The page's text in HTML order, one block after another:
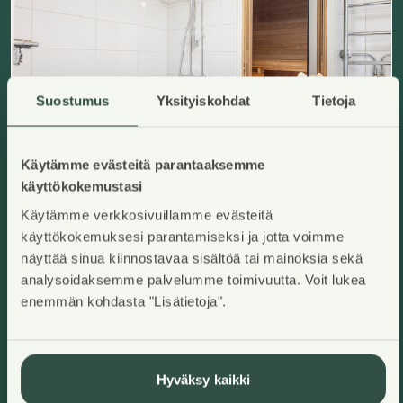
Suostumus Yksityiskohdat Tietoja
Käytämme evästeitä parantaaksemme
käyttökokemustasi
Käytämme verkkosivuillamme evästeitä
käyttökokemuksesi parantamiseksi ja jotta voimme
näyttää sinua kiinnostavaa sisältöä tai mainoksia sekä
analysoidaksemme palvelumme toimivuutta. Voit lukea
enemmän kohdasta "Lisätietoja".
Hyväksy kaikki
Pohjavedenkuja 3 B 29
Helsinki, Vuosaari
50,5m2
Asumisoikeuskoti
2H+KK+S,Kerrostalo
Käyttövastike/kk 837,40€
Asumisoikeusmaksu:18981,10€
Rakennusvuosi:1998